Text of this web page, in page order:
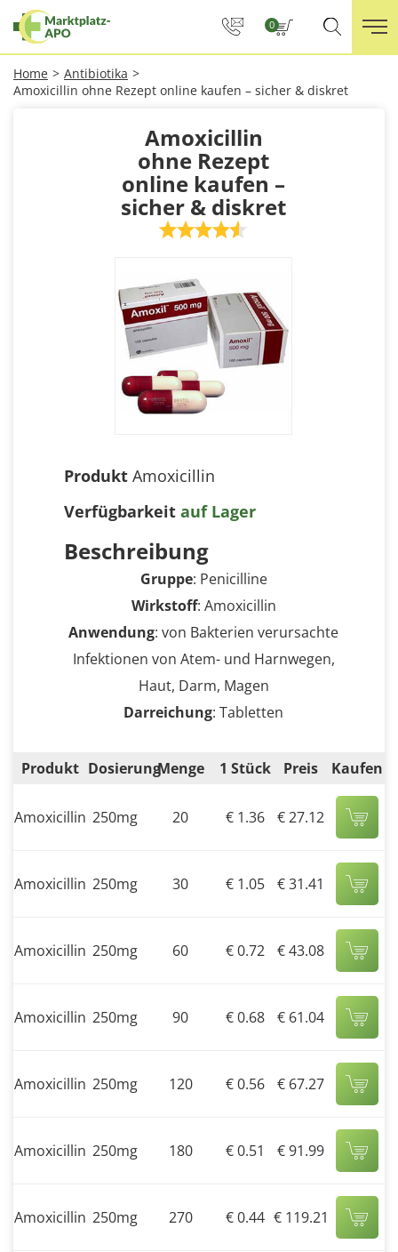
0
Home > Antibiotika >
Amoxicillin ohne Rezept online kaufen – sicher & diskret
Amoxicillin
ohne Rezept
online kaufen –
sicher & diskret
ProduktAmoxicillin
Verfügbarkeit auf Lager
Beschreibung
Gruppe: Penicilline
Wirkstoff: Amoxicillin
Anwendung: von Bakterien verursachte
Infektionen von Atem- und Harnwegen,
Haut, Darm, Magen
Darreichung: Tabletten
Produkt DosierungMenge 1 Stück Preis Kaufen
Amoxicillin 250mg 20 € 1.36 € 27.12
Amoxicillin 250mg 30 € 1.05 € 31.41
Amoxicillin 250mg 60 € 0.72 € 43.08
Amoxicillin 250mg 90 € 0.68 € 61.04
Amoxicillin 250mg 120 € 0.56 € 67.27
Amoxicillin 250mg 180 € 0.51 € 91.99
Amoxicillin 250mg 270 € 0.44 € 119.21